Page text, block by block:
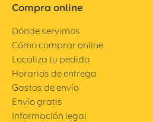
Compra online
Dónde servimos
Cómo comprar online
Localiza tu pedido
Horarios de entrega
Gastos de envío
Envío gratis
Información legal